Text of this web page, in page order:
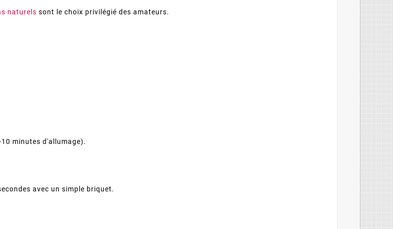
naturels sont le choix privilégié des amateurs.
minutes d'allumage).
avec un simple briquet.